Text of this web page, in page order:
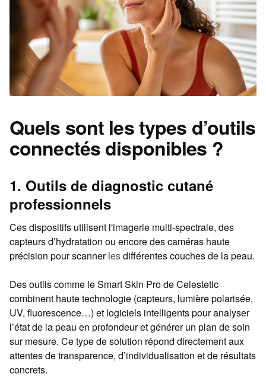
Quels sont les types d’outils
connectés disponibles ?
1. Outils de diagnostic cutané
professionnels
Ces dispositifs utilisent l'imagerie multi-spectrale, des
capteurs d’hydratation ou encore des caméras haute
précision pour scanner lesdifférentes couches de la peau.
Des outils comme le Smart Skin Pro de Celestetic
combinent haute technologie (capteurs, lumière polarisée,
UV, fluorescence…) et logiciels intelligents pour analyser
l’état de la peau en profondeur et générer un plan de soin
sur mesure. Ce type de solution répond directement aux
attentes de transparence, d’individualisation et de résultats
concrets.